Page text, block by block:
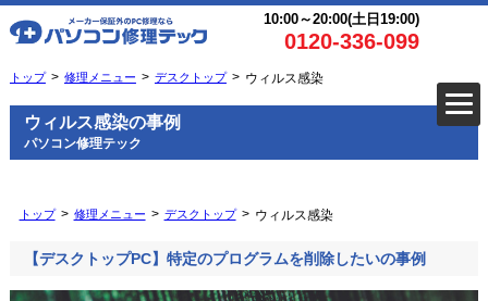
10:00～20:00(土日19:00)
0120-336-099
トップ 修理メニュー デスクトップ ウィルス感染
ウィルス感染の事例
パソコン修理テック
トップ 修理メニュー デスクトップ ウィルス感染
【デスクトップPC】特定のプログラムを削除したいの事例